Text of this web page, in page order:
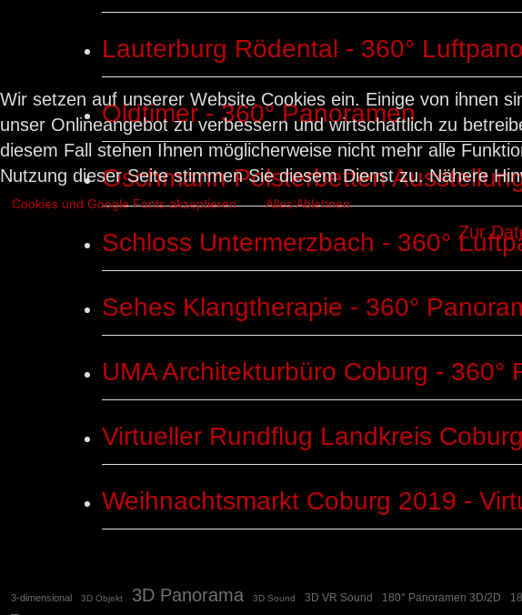
Lauterburg Rödental - 360°
Oldtimer - 360° Panoramen
Oschmann Polsterbetten
Schloss Untermerzbach - 360°
Sehes Klangtherapie - 360°
UMA Architekturbüro Coburg -
Virtueller Rundflug Landkreis
Weihnachtsmarkt Coburg 2019 -
3-dimensional 3D Objekt 3D Panorama 3D Sound 3D VR Sound 180° Panoramen 3D/2D
Wir setzen auf unserer Website Cookies ein. Einige von ihnen
unser Onlineangebot zu verbessern und wirtschaftlich zu
diesem Fall stehen Ihnen möglicherweise nicht mehr alle
Nutzung dieser Seite stimmen Sie diesem Dienst zu. Nähere
Cookies und Google Fonts akzeptieren Alles Ablehnen
Zur